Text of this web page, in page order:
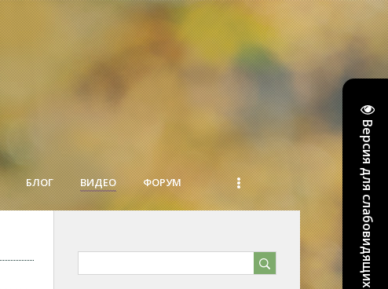
Версия для слабовидящих
БЛОГ ВИДЕО ФОРУМ